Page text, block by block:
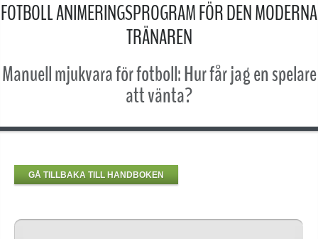
FOTBOLL ANIMERINGSPROGRAM FÖR DEN MODERNA
TRÄNAREN
Manuell mjukvara för fotboll: Hur får jag en spelare
att vänta?
GÅ TILLBAKA TILL HANDBOKEN